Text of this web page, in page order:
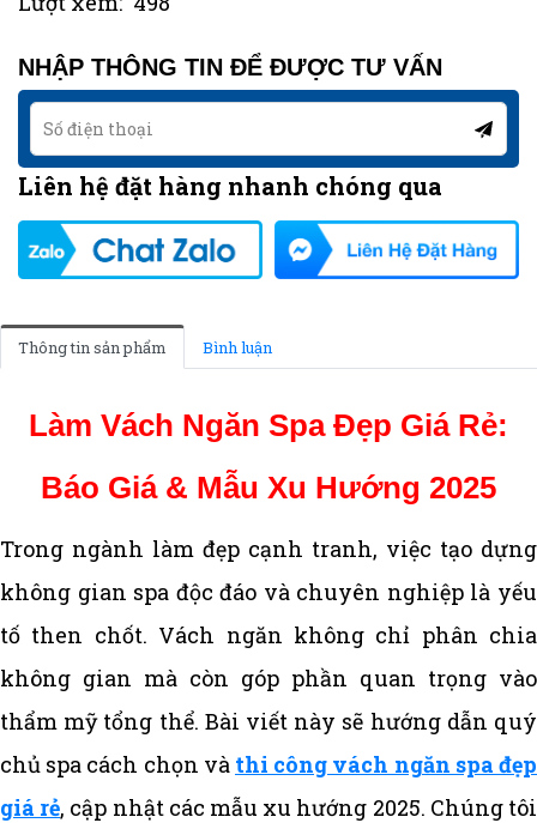
NHẬP THÔNG TIN ĐỂ ĐƯỢC TƯ VẤN
Liên hệ đặt hàng nhanh chóng qua
Thông tin sản phẩm Bình luận
Làm Vách Ngăn Spa Đẹp Giá Rẻ:
Báo Giá & Mẫu Xu Hướng 2025
Trong ngành làm đẹp cạnh tranh, việc tạo dựng
không gian spa độc đáo và chuyên nghiệp là yếu
tố then chốt. Vách ngăn không chỉ phân chia
không gian mà còn góp phần quan trọng vào
thẩm mỹ tổng thể. Bài viết này sẽ hướng dẫn quý
chủ spa cách chọn và thi công vách ngăn spa đẹp
giá rẻ, cập nhật các mẫu xu hướng 2025. Chúng tôi